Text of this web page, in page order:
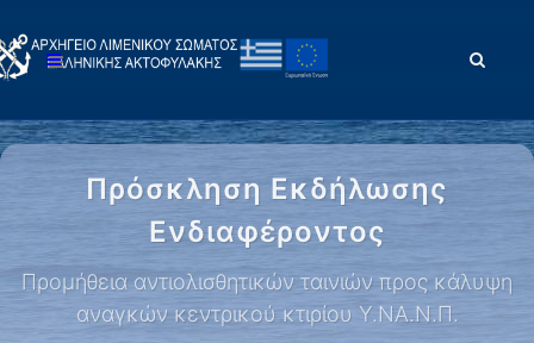
Πρόσκληση Εκδήλωσης
Ενδιαφέροντος
Προμήθεια αντιολισθητικών ταινιών προς κάλυψη
αναγκών κεντρικού κτιρίου Υ.ΝΑ.Ν.Π.